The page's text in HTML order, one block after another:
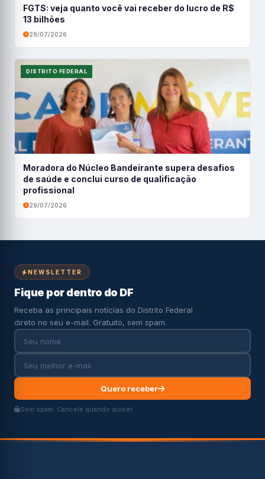
FGTS: veja quanto você vai receber do lucro de R$
13 bilhões
29/07/2026
DISTRITO FEDERAL
Moradora do Núcleo Bandeirante supera desafios
de saúde e conclui curso de qualificação
profissional
29/07/2026
NEWSLETTER
Fique por dentro do DF
Receba as principais notícias do Distrito Federal
direto no seu e-mail. Gratuito, sem spam.
Quero receber
Sem spam. Cancele quando quiser.